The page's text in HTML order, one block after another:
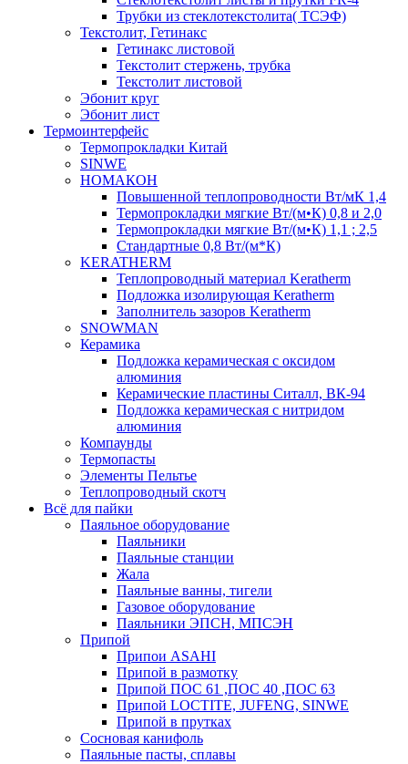
Трубки из стеклотекстолита( ТСЭФ)
Текстолит, Гетинакс
Гетинакс листовой
Текстолит стержень, трубка
Текстолит листовой
Эбонит круг
Эбонит лист
Термоинтерфейс
Термопрокладки Китай
SINWE
НОМАКОН
Повышенной теплопроводности Вт/мК 1,4
Термопрокладки мягкие Вт/(м•К) 0,8 и 2,0
Термопрокладки мягкие Вт/(м•К) 1,1 ; 2,5
Стандартные 0,8 Вт/(м*К)
KERATHERM
Теплопроводный материал Keratherm
Подложка изолирующая Keratherm
Заполнитель зазоров Keratherm
SNOWMAN
Керамика
Подложка керамическая с оксидом
алюминия
Керамические пластины Ситалл, ВК-94
Подложка керамическая с нитридом
алюминия
Компаунды
Термопасты
Элементы Пельтье
Теплопроводный скотч
Всё для пайки
Паяльное оборудование
Паяльники
Паяльные станции
Жала
Паяльные ванны, тигели
Газовое оборудование
Паяльники ЭПСН, МПСЭН
Припой
Припои ASAHI
Припой в размотку
Припой ПОС 61 ,ПОС 40 ,ПОС 63
Припой LOCTITE, JUFENG, SINWE
Припой в прутках
Сосновая канифоль
Паяльные пасты, сплавы